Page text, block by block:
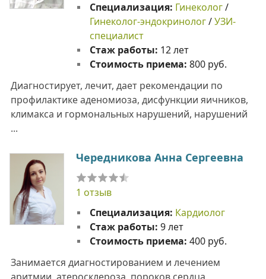
Специализация: Гинеколог/
Гинеколог-эндокринолог/УЗИ-
специалист
Стаж работы: 12 лет
Стоимость приема: 800 руб.
Диагностирует, лечит, дает рекомендации по
профилактике аденомиоза, дисфункции яичников,
климакса и гормональных нарушений, нарушений
...
Чередникова Анна Сергеевна
1 отзыв
Специализация: Кардиолог
Стаж работы: 9 лет
Стоимость приема: 400 руб.
Занимается диагностированием и лечением